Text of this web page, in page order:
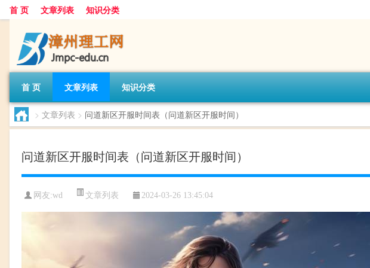
首 页 文章列表 知识分类
首 页 文章列表 知识分类
> 文章列表 > 问道新区开服时间表（问道新区开服时间）
问道新区开服时间表（问道新区开服时间）
网友:wd 文章列表 2024-03-26 13:45:04